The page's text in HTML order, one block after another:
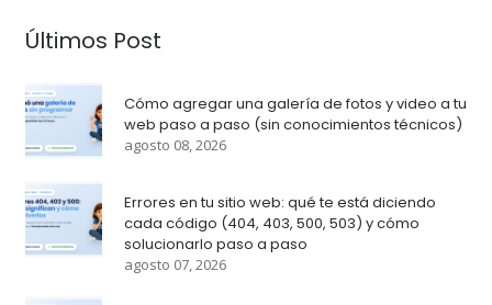
Últimos Post
Cómo agregar una galería de fotos y video a tu
web paso a paso (sin conocimientos técnicos)
agosto 08, 2026
Errores en tu sitio web: qué te está diciendo
cada código (404, 403, 500, 503) y cómo
solucionarlo paso a paso
agosto 07, 2026